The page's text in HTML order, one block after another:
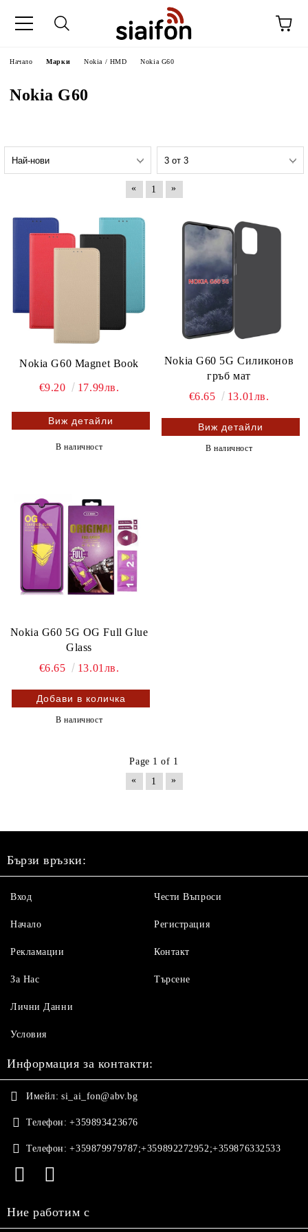
Начало Марки Nokia / HMD Nokia G60
Nokia G60
« 1 »
Nokia G60 Magnet Book
€9.20 17.99лв.
Виж детайли
В наличност
Nokia G60 5G Силиконов
гръб мат
€6.65
13.01лв.
Виж детайли
В наличност
Nokia G60 5G OG Full Glue
Glass
€6.65
13.01лв.
В наличност
Page 1 of 1
«
1 »
Бързи връзки:
Вход
Начало
Рекламации
За Нас
Чести Въпроси
Регистрация
Контакт
Търсене
Лични Данни
Условия
Информация за контакти:
Имейл: si_ai_fon@abv.bg
Телефон: +359893423676
Телефон: +359879979787;+359892272952;+359876332533
Ние работим с